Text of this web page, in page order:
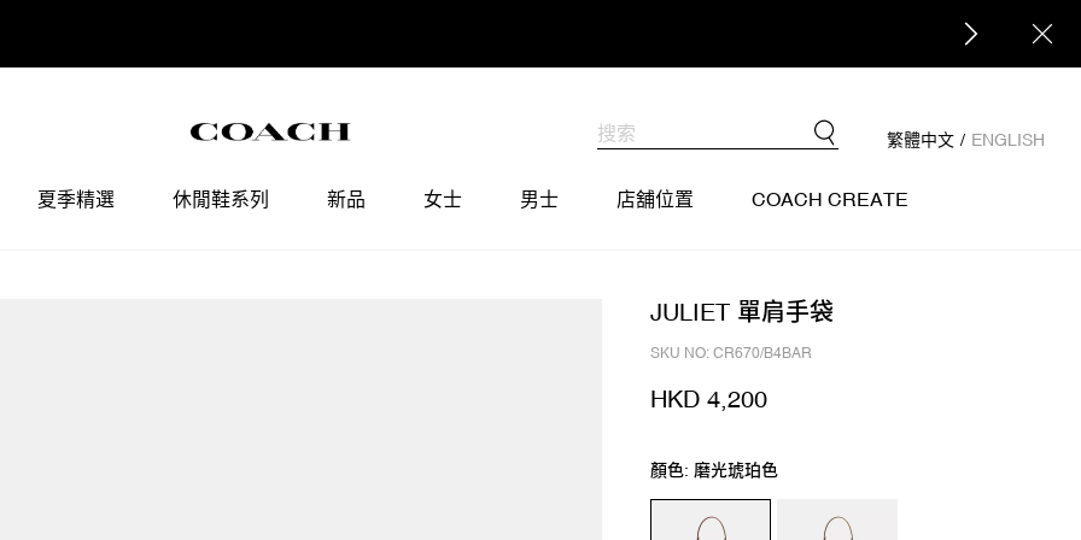
繁體中文 / ENGLISH
夏季精選 休閒鞋系列 新品 女士 男士 店舖位置 COACH CREATE
JULIET 單肩手袋
SKU NO: CR670/B4BAR
HKD 4,200
顏色: 磨光琥珀色